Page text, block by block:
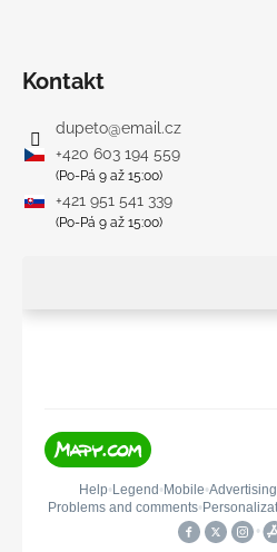
Kontakt
dupeto@email.cz
+420 603 194 559
(Po-Pá 9 až 15:00)
+421 951 541 339
(Po-Pá 9 až 15:00)